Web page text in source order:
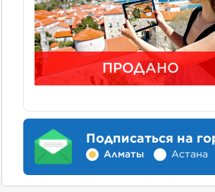
ПРОДАНО
Подписаться на
Алматы Астана